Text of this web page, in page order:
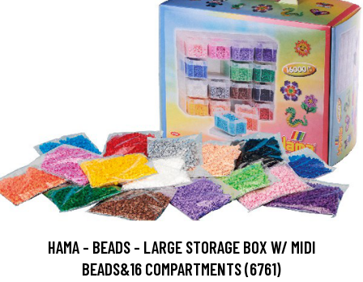
HAMA - BEADS - LARGE STORAGE BOX W/ MIDI
BEADS&16 COMPARTMENTS (6761)